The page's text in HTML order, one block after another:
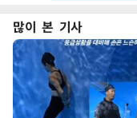
많이 본 기사